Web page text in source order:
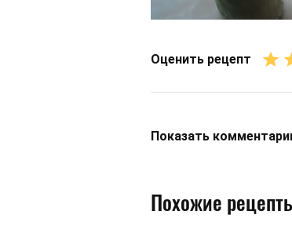
Оценить рецепт
Показать
Похожие